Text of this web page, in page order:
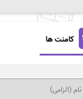
کامنت ها